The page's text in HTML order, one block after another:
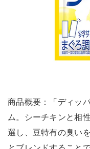
商品概要：「ディッ
ム。シーチキンと相
選し、豆特有の臭い